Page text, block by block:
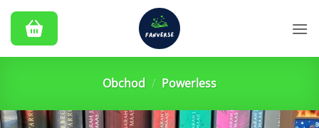
Přeskočit
obsah
Obchod / Powerless